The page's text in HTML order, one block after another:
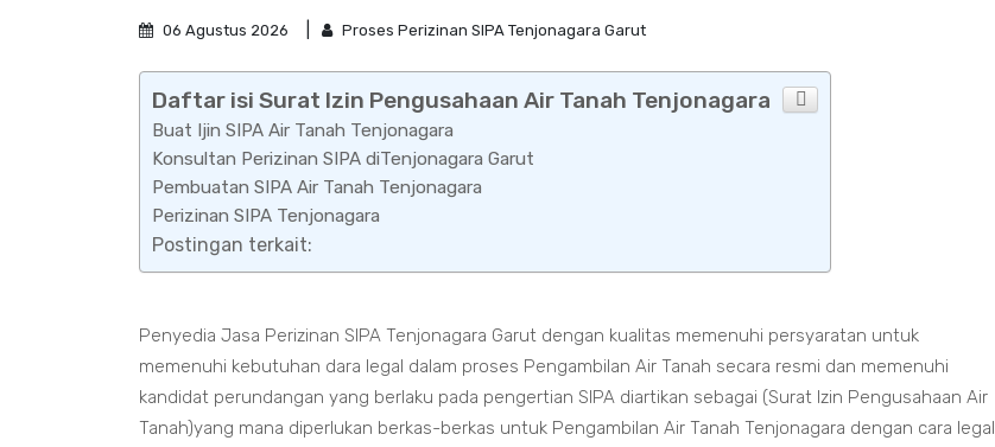
06 Agustus 2026 Proses Perizinan SIPA Tenjonagara Garut
Daftar isi Surat Izin Pengusahaan Air Tanah Tenjonagara
Buat Ijin SIPA Air Tanah Tenjonagara
Konsultan Perizinan SIPA diTenjonagara Garut
Pembuatan SIPA Air Tanah Tenjonagara
Perizinan SIPA Tenjonagara
Postingan terkait:
Penyedia Jasa Perizinan SIPA Tenjonagara Garut dengan kualitas memenuhi persyaratan untuk
memenuhi kebutuhan dara legal dalam proses Pengambilan Air Tanah secara resmi dan memenuhi
kandidat perundangan yang berlaku pada pengertian SIPA diartikan sebagai (Surat Izin Pengusahaan Air
Tanah)yang mana diperlukan berkas-berkas untuk Pengambilan Air Tanah Tenjonagara dengan cara legal